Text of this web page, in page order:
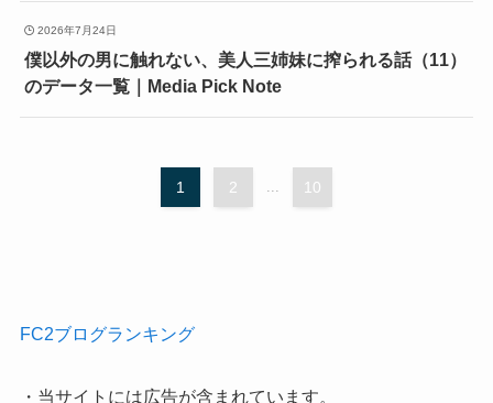
2026年7月24日
僕以外の男に触れない、美人三姉妹に搾られる話（11）
のデータ一覧｜Media Pick Note
1 2 ... 10
FC2ブログランキング
・当サイトには広告が含まれています。